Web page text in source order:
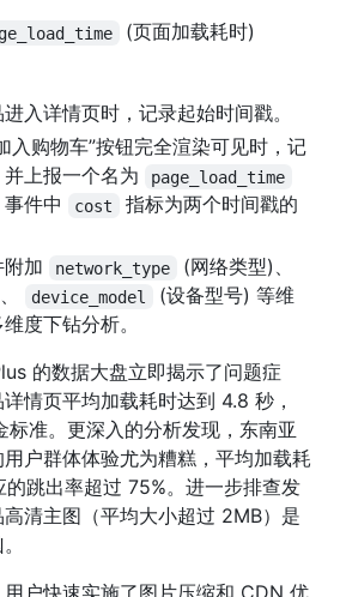
(页面加载耗时)
入详情页时，记录起始时间戳。
入购物车”按钮完全渲染可见时，记
上报一个名为
page_load_time
件中 cost
指标为两个时间戳的
加
network_type (网络类型)、
device_model
(设备型号) 等维
度下钻分析。
的数据大盘立即揭示了问题症
情页平均加载耗时达到 4.8 秒，
准。更深入的分析发现，东南亚
户群体体验尤为糟糕，平均加载耗
跳出率超过 75%。进一步排查发
清主图（平均大小超过 2MB）是